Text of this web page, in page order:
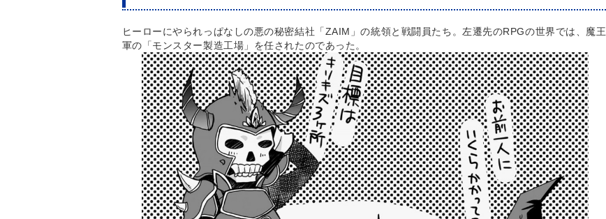
ヒーローにやられっぱなしの悪の秘密結社「ZAIM」の統領と戦闘員たち。左遷先のRPGの世界では、魔王
軍の「モンスター製造工場」を任されたのであった。